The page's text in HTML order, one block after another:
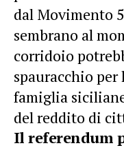
dal Movimento
sembrano al
corridoio
spauracchio
famiglia
del reddito di
Il referendum